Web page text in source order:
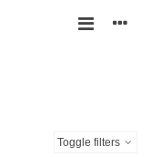
Toggle filters